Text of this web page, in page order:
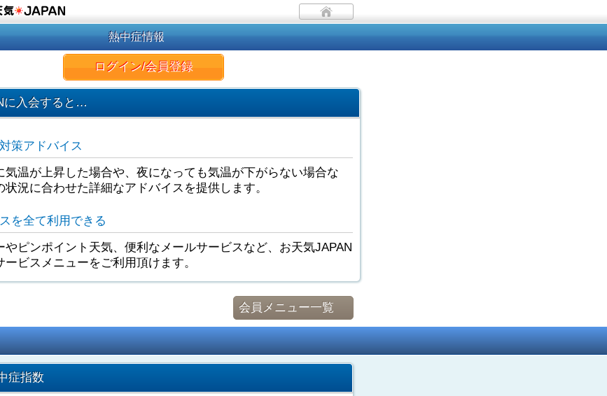
熱中症情報
ログイン/会員登録
に入会すると…
策アドバイス
気温が上昇した場合や、夜になっても気温が下がらない場合な
状況に合わせた詳細なアドバイスを提供します。
を全て利用できる
やピンポイント天気、便利なメールサービスなど、お天気JAPAN
ービスメニューをご利用頂けます。
会員メニュー一覧
症指数